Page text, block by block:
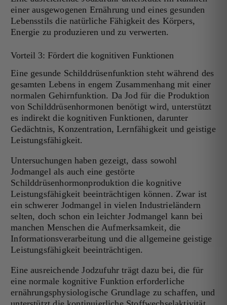
einer ausgewogenen Ernährung und eines gesunden
Lebensstils die natürliche Fähigkeit des Körpers,
Energie zu produzieren und zu verwerten.
Vorteil 3: Fördert die kognitiven Funktionen
Eine gesunde Schilddrüsenfunktion steht während des
gesamten Lebens in engem Zusammenhang mit einer
normalen Gehirnfunktion. Da Jod für die Produktion
von Schilddrüsenhormonen benötigt wird, unterstützt
es indirekt die kognitiven Funktionen, darunter
Gedächtnis, Konzentration, Lernfähigkeit und geistige
Leistungsfähigkeit.
Untersuchungen haben gezeigt, dass sowohl
Jodmangel als auch eine gestörte
Schilddrüsenhormonproduktion die kognitive
Leistungsfähigkeit beeinträchtigen können. Zwar ist
ein schwerer Jodmangel in vielen Industrieländern
selten, doch schon ein leichter Jodmangel kann bei
manchen Menschen die Aufmerksamkeit, die
Informationsverarbeitung und die allgemeine geistige
Leistungsfähigkeit beeinträchtigen.
Eine ausreichende Jodzufuhr trägt dazu bei, die für
eine normale kognitive Funktion erforderliche
ernährungsphysiologische Grundlage zu schaffen, und